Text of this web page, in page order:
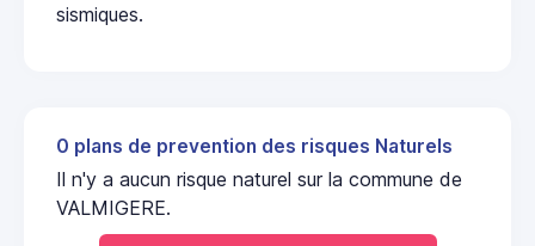
sismiques.
0 plans de prevention des risques Naturels
Il n'y a aucun risque naturel sur la commune de
VALMIGERE.